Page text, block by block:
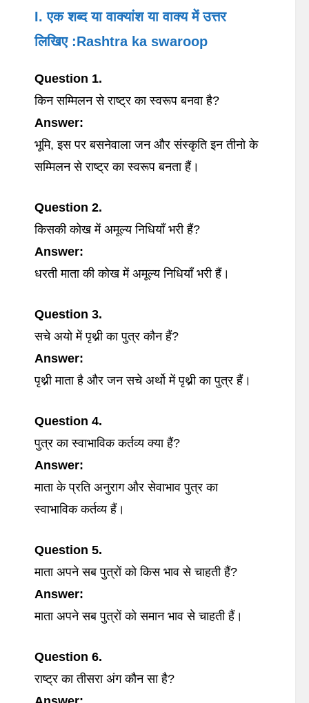
I. एक शब्द या वाक्यांश या वाक्य में उत्तर
लिखिए :Rashtra ka swaroop
Question 1.
किन सम्मिलन से राष्ट्र का स्वरूप बनवा है?
Answer:
भूमि, इस पर बसनेवाला जन और संस्कृति इन तीनो के
सम्मिलन से राष्ट्र का स्वरूप बनता हैं।
Question 2.
किसकी कोख में अमूल्य निधियाँ भरी हैं?
Answer:
धरती माता की कोख में अमूल्य निधियाँ भरी हैं।
Question 3.
सचे अयो में पृथ्नी का पुत्र कौन हैं?
Answer:
पृथ्नी माता है और जन सचे अर्थो में पृथ्नी का पुत्र हैं।
Question 4.
पुत्र का स्वाभाविक कर्तव्य क्या हैं?
Answer:
माता के प्रति अनुराग और सेवाभाव पुत्र का
स्वाभाविक कर्तव्य हैं।
Question 5.
माता अपने सब पुत्रों को किस भाव से चाहती हैं?
Answer:
माता अपने सब पुत्रों को समान भाव से चाहती हैं।
Question 6.
राष्ट्र का तीसरा अंग कौन सा है?